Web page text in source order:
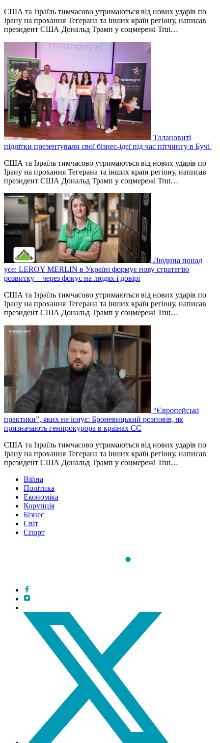
США та Ізраїль тимчасово утримаються від нових ударів по
Ірану на прохання Тегерана та інших країн регіону, написав
президент США Дональд Трамп у соцмережі Trut…
Талановиті
підлітки презентували свої бізнес-ідеї під час пітчингу в Бучі
США та Ізраїль тимчасово утримаються від нових ударів по
Ірану на прохання Тегерана та інших країн регіону, написав
президент США Дональд Трамп у соцмережі Trut…
Людина понад
усе: LEROY MERLIN в Україні формує нову стратегію
розвитку – через фокус на людях і довірі
США та Ізраїль тимчасово утримаються від нових ударів по
Ірану на прохання Тегерана та інших країн регіону, написав
президент США Дональд Трамп у соцмережі Trut…
“Європейські
практики”, яких не існує: Броневицький розповів, як
призначають генпрокурора в країнах ЄС
США та Ізраїль тимчасово утримаються від нових ударів по
Ірану на прохання Тегерана та інших країн регіону, написав
президент США Дональд Трамп у соцмережі Trut…
Війна
Політика
Економіка
Корупція
Бізнес
Світ
Спорт